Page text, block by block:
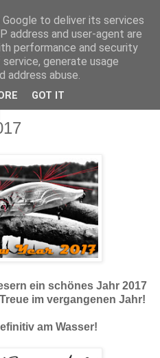
ein schönes Jahr 2017
im vergangenen Jahr!
am Wasser!
to deliver its services
address and user-agent are
performance and security
generate usage
abuse.
GOT IT